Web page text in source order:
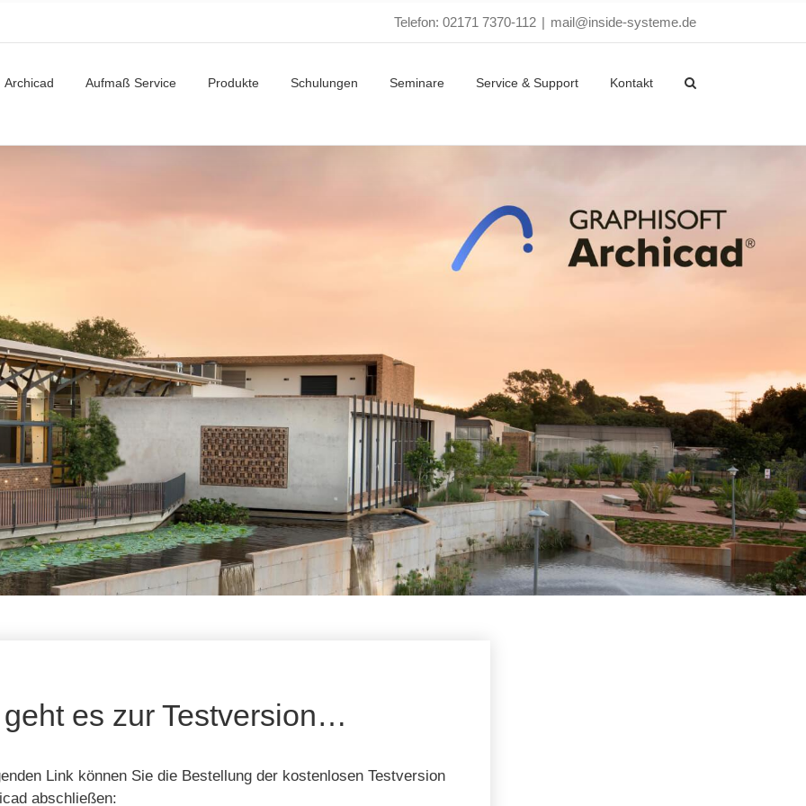
Telefon: 02171 7370-112 | mail@inside-systeme.de
Archicad Aufmaß Service Produkte Schulungen Seminare Service & Support Kontakt
es zur Testversion…
Link können Sie die Bestellung der kostenlosen Testversion
abschließen: